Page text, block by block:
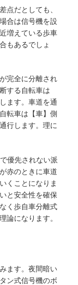
点だとしても、
合は信号機を設
増えている歩車
もあるでしょ
完全に分離され
する自転車は
ます。車道を通
転車は【車】側
行します。理に
優先されない派
赤のときに車道
くことになりま
と安全性を確保
く歩自車分離式
論になります。
ます。夜間暗い
ン式信号機のボ